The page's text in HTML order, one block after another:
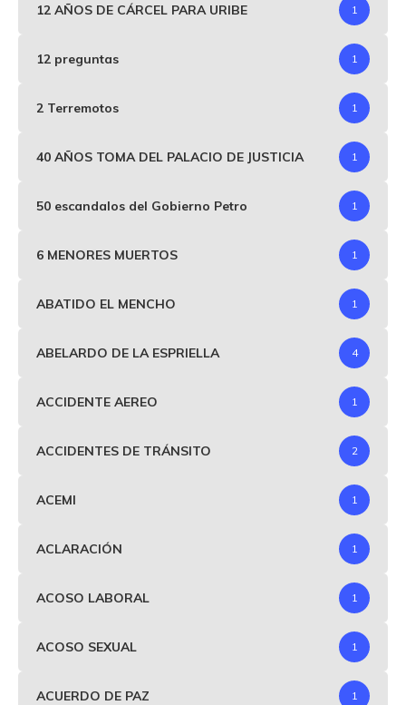
12 AÑOS DE CÁRCEL PARA URIBE 1
12 preguntas 1
2 Terremotos 1
40 AÑOS TOMA DEL PALACIO DE JUSTICIA 1
50 escandalos del Gobierno Petro 1
6 MENORES MUERTOS 1
ABATIDO EL MENCHO 1
ABELARDO DE LA ESPRIELLA 4
ACCIDENTE AEREO 1
ACCIDENTES DE TRÁNSITO 2
ACEMI 1
ACLARACIÓN 1
ACOSO LABORAL 1
ACOSO SEXUAL 1
ACUERDO DE PAZ 1